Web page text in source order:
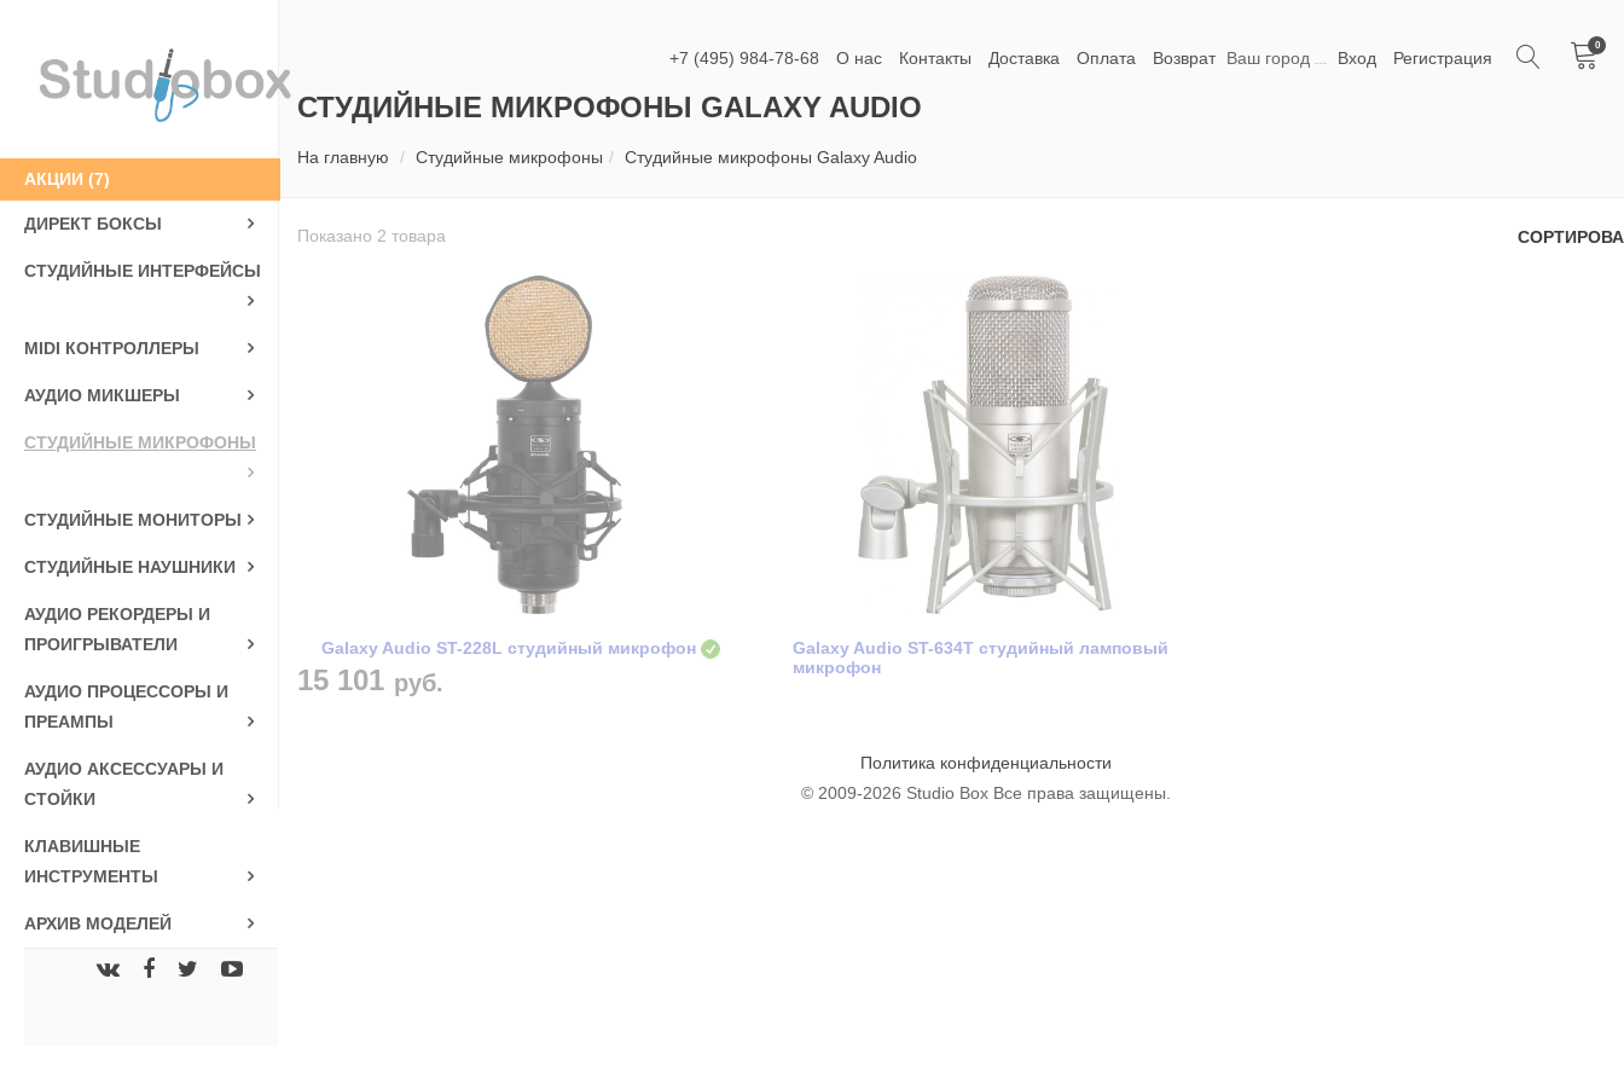
АКЦИИ (7)
ДИРЕКТ БОКСЫ
СТУДИЙНЫЕ ИНТЕРФЕЙСЫ
MIDI КОНТРОЛЛЕРЫ
АУДИО МИКШЕРЫ
СТУДИЙНЫЕ МИКРОФОНЫ
СТУДИЙНЫЕ МОНИТОРЫ
СТУДИЙНЫЕ НАУШНИКИ
АУДИО РЕКОРДЕРЫ И
ПРОИГРЫВАТЕЛИ
АУДИО ПРОЦЕССОРЫ И
ПРЕАМПЫ
АУДИО АКСЕССУАРЫ И
СТОЙКИ
КЛАВИШНЫЕ
ИНСТРУМЕНТЫ
АРХИВ МОДЕЛЕЙ
+7 (495) 984-78-68 О нас Контакты Доставка Оплата Возврат Ваш город Вход Регистрация
0
СТУДИЙНЫЕ МИКРОФОНЫ GALAXY AUDIO
На главную Студийные микрофоны Студийные микрофоны Galaxy Audio
Показано 2 товара
Galaxy Audio ST-228L студийный микрофон
15 101 руб.
Galaxy Audio ST-634T студийный ламповый
микрофон
Политика конфиденциальности
© 2009-2026 Studio Box Все права защищены.